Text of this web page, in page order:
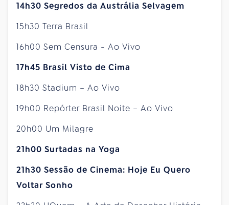
14h30 Segredos da Austrália Selvagem
15h30 Terra Brasil
16h00 Sem Censura - Ao Vivo
17h45 Brasil Visto de Cima
18h30 Stadium – Ao Vivo
19h00 Repórter Brasil Noite – Ao Vivo
20h00 Um Milagre
21h00 Surtadas na Yoga
21h30 Sessão de Cinema: Hoje Eu Quero
Voltar Sonho